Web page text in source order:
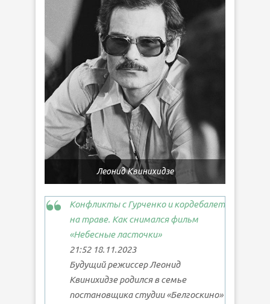
Леонид Квинихидзе
Конфликты с Гурченко и кордебалет
на траве. Как снимался фильм
«Небесные ласточки»
21:52 18.11.2023
Будущий режиссер Леонид
Квинихидзе родился в семье
постановщика студии «Белгоскино»